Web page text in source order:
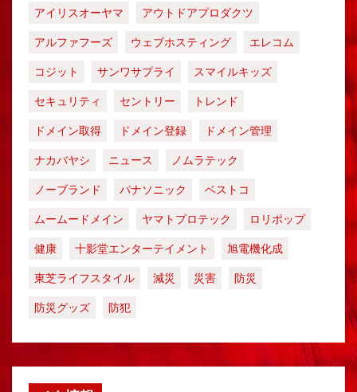
アイリスオーヤマ
アウトドアプロダクツ
アルファフーズ
ウェブホスティング
エレコム
コジット
サンワサプライ
スマイルキッズ
セキュリティ
セントリー
トレンド
ドメイン取得
ドメイン登録
ドメイン管理
ナカバヤシ
ニュース
ノムラテック
ノーブランド
パナソニック
ベストコ
ムームードメイン
ヤマトプロテック
ロリポップ
健康
十影堂エンターテイメント
旭電機化成
東芝ライフスタイル
減災 災害
防災
防災グッズ
防犯